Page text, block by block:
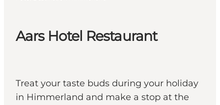
Aars Hotel Restaurant
Treat your taste buds during your holiday
in Himmerland and make a stop at the